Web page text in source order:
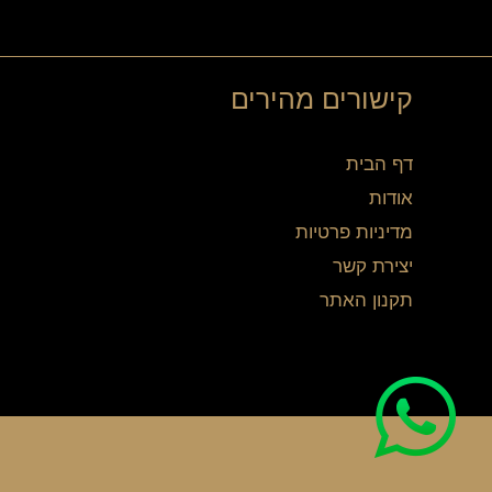
קישורים מהירים
דף הבית
אודות
מדיניות פרטיות
יצירת קשר
תקנון האתר